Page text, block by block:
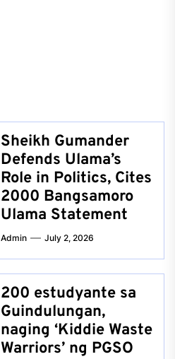
Sheikh Gumander
Defends Ulama’s
Role in Politics, Cites
2000 Bangsamoro
Ulama Statement
Admin July 2, 2026
200 estudyante sa
Guindulungan,
naging ‘Kiddie Waste
Warriors’ ng PGSO